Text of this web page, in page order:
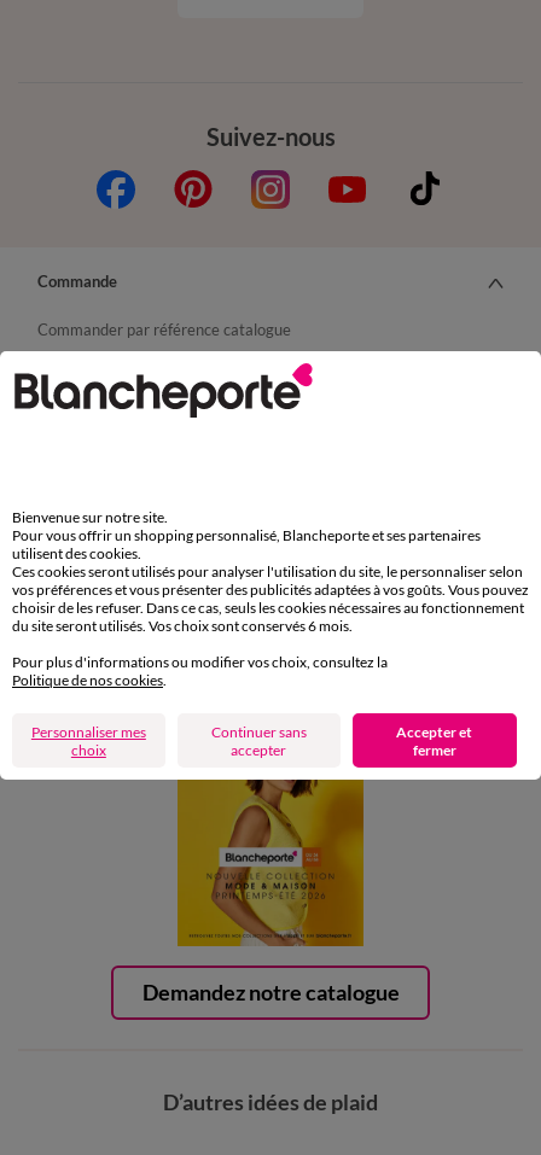
Suivez-nous
Demandez notre catalogue
Commande
Commander par référence catalogue
Retours gratuits en Point Relais®
(1) Offres et codes promos
Aide & conseils
D’autres idées de plaid
Bienvenue sur notre site.
Pour vous offrir un shopping personnalisé, Blancheporte et ses partenaires
utilisent des cookies.
Ces cookies seront utilisés pour analyser l'utilisation du site, le personnaliser selon
vos préférences et vous présenter des publicités adaptées à vos goûts. Vous pouvez
choisir de les refuser. Dans ce cas, seuls les cookies nécessaires au fonctionnement
du site seront utilisés. Vos choix sont conservés 6 mois.
Pour plus d'informations ou modifier vos choix, consultez la
Politique de nos cookies.
Personnaliser mes
choix
Continuer sans
accepter
Accepter et
fermer